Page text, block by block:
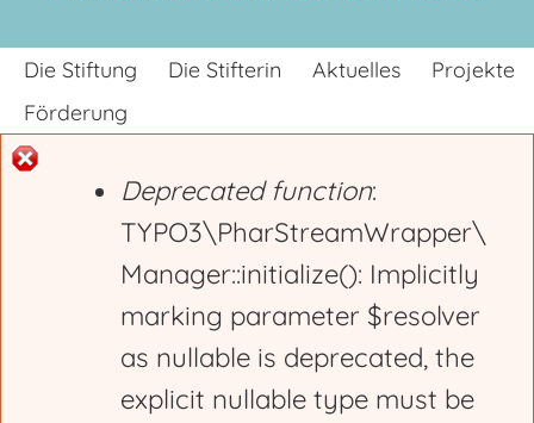
Die Stiftung Die Stifterin Aktuelles
Projekte
Förderung
Deprecated function:
TYPO3\PharStreamWrapper\
Manager::initialize(): Implicitly
marking parameter $resolver
as nullable is deprecated, the
explicit nullable type must be